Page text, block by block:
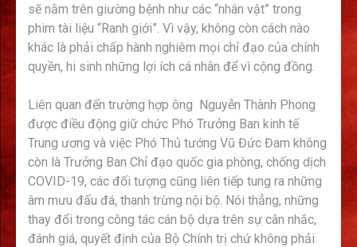
sẽ nằm trên giường bệnh như các “nhân vật” trong
phim tài liệu “Ranh giới”. Vì vậy, không còn cách nào
khác là phải chấp hành nghiêm mọi chỉ đạo của chính
quyền, hi sinh những lợi ích cá nhân để vì cộng đồng.
Liên quan đến trường hợp ông Nguyễn Thành Phong
được điều động giữ chức Phó Trưởng Ban kinh tế
Trung ương và việc Phó Thủ tướng Vũ Đức Đam không
còn là Trưởng Ban Chỉ đạo quốc gia phòng, chống dịch
COVID-19, các đối tượng cũng liên tiếp tung ra những
âm mưu đấu đá, thanh trừng nội bộ. Nói thẳng, những
thay đổi trong công tác cán bộ dựa trên sự cân nhắc,
đánh giá, quyết định của Bộ Chính trị chứ không phải